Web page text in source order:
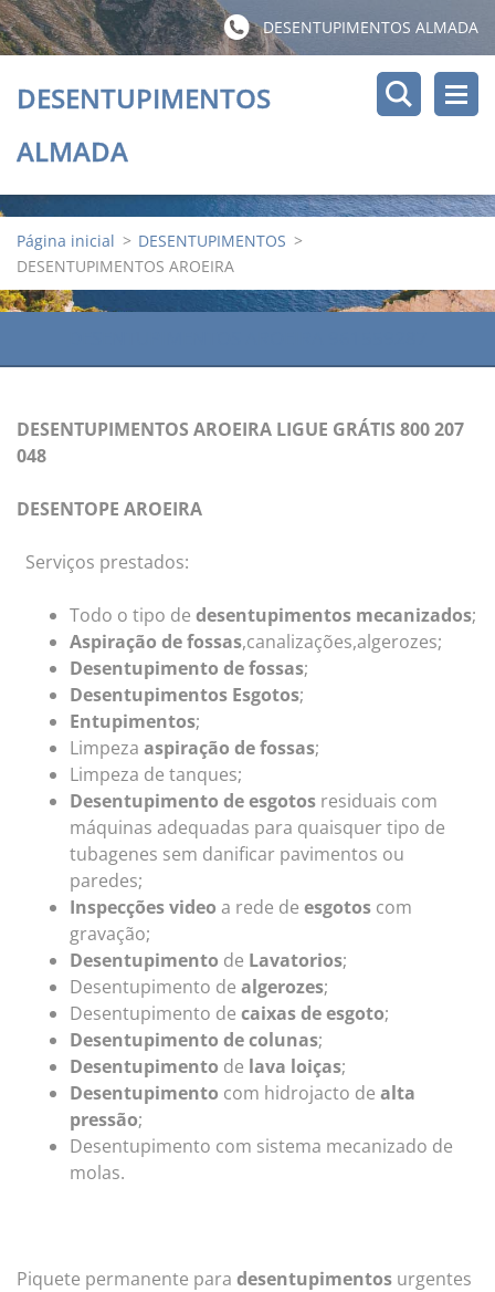
DESENTUPIMENTOS ALMADA
DESENTUPIMENTOS
ALMADA
Página inicial > DESENTUPIMENTOS >
DESENTUPIMENTOS AROEIRA
DESENTUPIMENTOS AROEIRA LIGUE GRÁTIS 800 207
048
DESENTOPE AROEIRA
Serviços prestados:
Todo o tipo de desentupimentos mecanizados;
Aspiração de fossas,canalizações,algerozes;
Desentupimento de fossas;
Desentupimentos Esgotos;
Entupimentos;
Limpeza aspiração de fossas;
Limpeza de tanques;
Desentupimento de esgotos residuais com
máquinas adequadas para quaisquer tipo de
tubagenes sem danificar pavimentos ou
paredes;
Inspecções video a rede de esgotos com
gravação;
Desentupimento de Lavatorios;
Desentupimento de algerozes;
Desentupimento de caixas de esgoto;
Desentupimento de colunas;
Desentupimento de lava loiças;
Desentupimento com hidrojacto de alta
pressão;
Desentupimento com sistema mecanizado de
molas.
Piquete permanente para desentupimentos urgentes